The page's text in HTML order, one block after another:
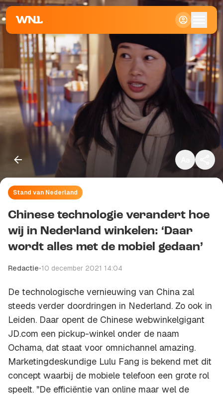
Klein
Standaard
Groot
Stand van Nederland
Chinese technologie verandert hoe
wij in Nederland winkelen: ‘Daar
wordt alles met de mobiel gedaan’
Redactie•10 december 2021 14:04
De technologische vernieuwing van China zal
steeds verder doordringen in Nederland. Zo ook in
Leiden. Daar opent de Chinese webwinkelgigant
JD.com een pickup-winkel onder de naam
Ochama, dat staat voor omnichannel amazing.
Marketingdeskundige Lulu Fang is bekend met dit
concept waarbij de mobiele telefoon een grote rol
speelt. "De efficiëntie van online maar wel de